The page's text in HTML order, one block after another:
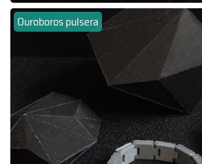
Ouroboros pulsera